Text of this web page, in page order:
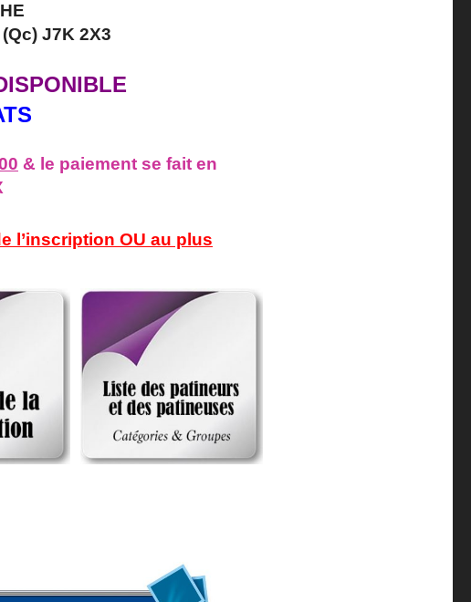
J7K 2X3
ISPONIBLE
& le paiement se fait en
l’inscription OU au plus